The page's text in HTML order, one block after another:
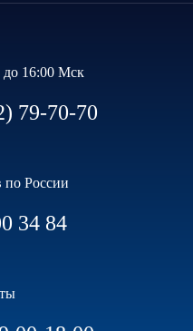
до 16:00 Мск
79-70-70
по России
34 84